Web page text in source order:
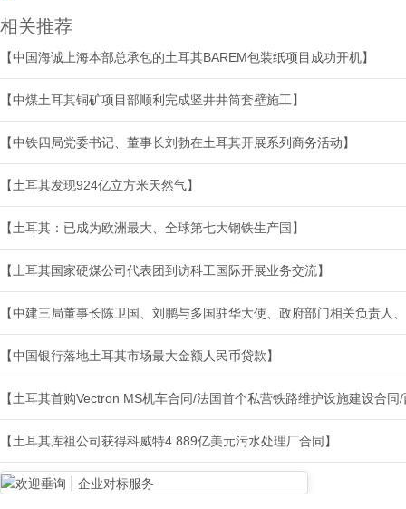
相关推荐
【中国海诚上海本部总承包的土耳其BAREM包装纸项目成功开机】
【中煤土耳其铜矿项目部顺利完成竖井井筒套壁施工】
【中铁四局党委书记、董事长刘勃在土耳其开展系列商务活动】
【土耳其发现924亿立方米天然气】
【土耳其：已成为欧洲最大、全球第七大钢铁生产国】
【土耳其国家硬煤公司代表团到访科工国际开展业务交流】
【中建三局董事长陈卫国、刘鹏与多国驻华大使、政府部门相关负责人
【中国银行落地土耳其市场最大金额人民币贷款】
【土耳其首购Vectron MS机车合同/法国首个私营铁路维护设施建设合
【土耳其库祖公司获得科威特4.889亿美元污水处理厂合同】